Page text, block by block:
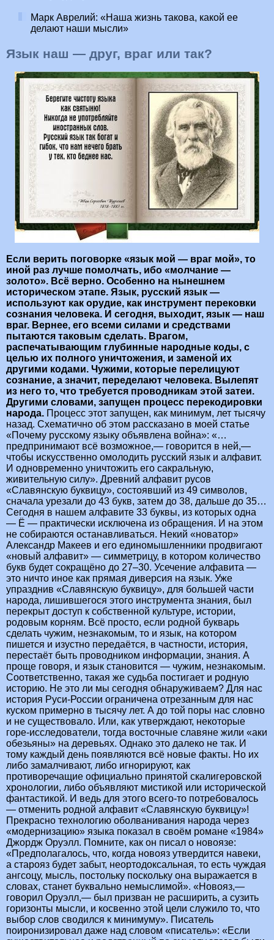
Марк Аврелий: «Наша жизнь такова, какой ее
делают наши мысли»
Язык наш — друг, враг или так?
Если верить поговорке «язык мой — враг мой», то
иной раз лучше помолчать, ибо «молчание —
золото». Всё верно. Особенно на нынешнем
историческом этапе. Язык, русский язык —
используют как орудие, как инструмент перековки
сознания человека. И сегодня, выходит, язык — наш
враг. Вернее, его всеми силами и средствами
пытаются таковым сделать. Врагом,
распечатывающим глубинные народные коды, с
целью их полного уничтожения, и заменой их
другими кодами. Чужими, которые перелицуют
сознание, а значит, переделают человека. Вылепят
из него то, что требуется проводникам этой затеи.
Другими словами, запущен процесс перекодировки
народа. Процесс этот запущен, как минимум, лет тысячу
назад. Схематично об этом рассказано в моей статье
«Почему русскому языку объявлена война»: «…
предпринимают всё возможное,— говорится в ней,—
чтобы искусственно омолодить русский язык и алфавит.
И одновременно уничтожить его сакральную,
живительную силу». Древний алфавит русов
«Славянскую буквицу», состоявший из 49 символов,
сначала урезали до 43 букв, затем до 38, дальше до 35…
Сегодня в нашем алфавите 33 буквы, из которых одна
— Ё — практически исключена из обращения. И на этом
не собираются останавливаться. Некий «новатор»
Александр Макеев и его единомышленники продвигают
«новый алфавит» — симметрицу, в котором количество
букв будет сокращёно до 27–30. Усечение алфавита —
это ничто иное как прямая диверсия на язык. Уже
упразднив «Славянскую буквицу», для большей части
народа, лишившегося этого инструмента знания, был
перекрыт доступ к собственной культуре, истории,
родовым корням. Всё просто, если родной букварь
сделать чужим, незнакомым, то и язык, на котором
пишется и изустно передаётся, в частности, история,
перестаёт быть проводником информации, знания. А
проще говоря, и язык становится — чужим, незнакомым.
Соответственно, такая же судьба постигает и родную
историю. Не это ли мы сегодня обнаруживаем? Для нас
история Руси-России ограничена отрезанным для нас
куском примерно в тысячу лет. А до той поры нас словно
и не существовало. Или, как утверждают, некоторые
горе-исследователи, тогда восточные славяне жили «аки
обезьяны» на деревьях. Однако это далеко не так. И
тому каждый день появляются всё новые факты. Но их
либо замалчивают, либо игнорируют, как
противоречащие официально принятой скалигеровской
хронологии, либо объявляют мистикой или исторической
фантастикой. И ведь для этого всего-то потребовалось
— отменить родной алфавит «Славянскую буквицу»!
Прекрасно технологию оболванивания народа через
«модернизацию» языка показал в своём романе «1984»
Джордж Оруэлл. Помните, как он писал о новоязе:
«Предполагалось, что, когда новояз утвердится навеки,
а старояз будет забыт, неортодоксальная, то есть чуждая
ангсоцу, мысль, постольку поскольку она выражается в
словах, станет буквально немыслимой». «Новояз,—
говорил Оруэлл,— был призван не расширить, а сузить
горизонты мысли, и косвенно этой цели служило то, что
выбор слов сводился к минимуму». Писатель
поиронизировал даже над словом «писатель»: «Если